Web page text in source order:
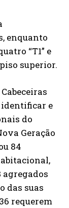
enquanto
“T1” e
superior.
identificar e
do
Geração
84
agregados
das suas
requerem